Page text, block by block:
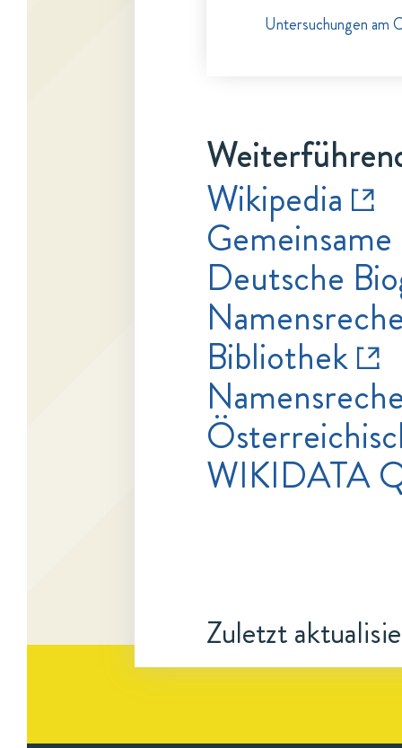
Untersuchungen am
Wikipedia
Deutsche
Bibliothek
WIKIDATA
Zuletzt